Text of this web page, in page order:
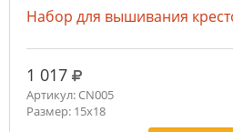
Набор для вышивания
1 017 руб.
Артикул: CN005
Размер: 15х18